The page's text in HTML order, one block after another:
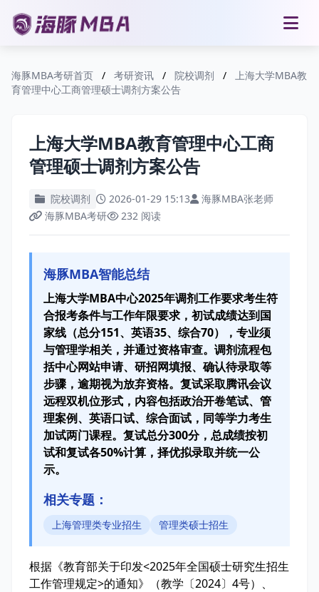
海豚MBA考研首页 / 考研资讯 / 院校调剂 /
上海大学MBA教
育管理中心工商管理硕士调剂方案公告
上海大学MBA教育管理中心工商
管理硕士调剂方案公告
院校调剂 2026-01-29 15:13
海豚MBA张老师
海豚MBA考研
232 阅读
海豚MBA智能总结
上海大学MBA中心2025年调剂工作要求考生符
合报考条件与工作年限要求，初试成绩达到国
家线（总分151、英语35、综合70），专业须
与管理学相关，并通过资格审查。调剂流程包
括中心网站申请、研招网填报、确认待录取等
步骤，逾期视为放弃资格。复试采取腾讯会议
远程双机位形式，内容包括政治开卷笔试、管
理案例、英语口试、综合面试，同等学力考生
加试两门课程。复试总分300分，总成绩按初
试和复试各50%计算，择优拟录取并统一公
示。
相关专题：
上海管理类专业招生 管理类硕士招生
根据《教育部关于印发<2025年全国硕士研究生招生
工作管理规定>的通知》（教学〔2024〕4号）、